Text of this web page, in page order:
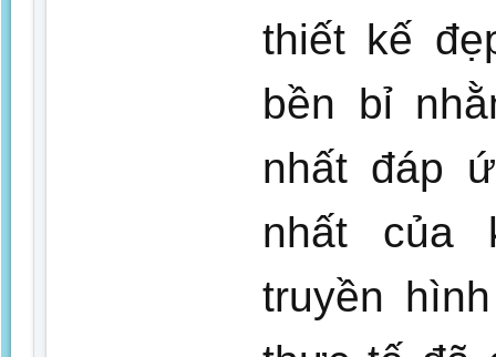
thiết kế
bền bỉ
nhất đáp
nhất của
truyền